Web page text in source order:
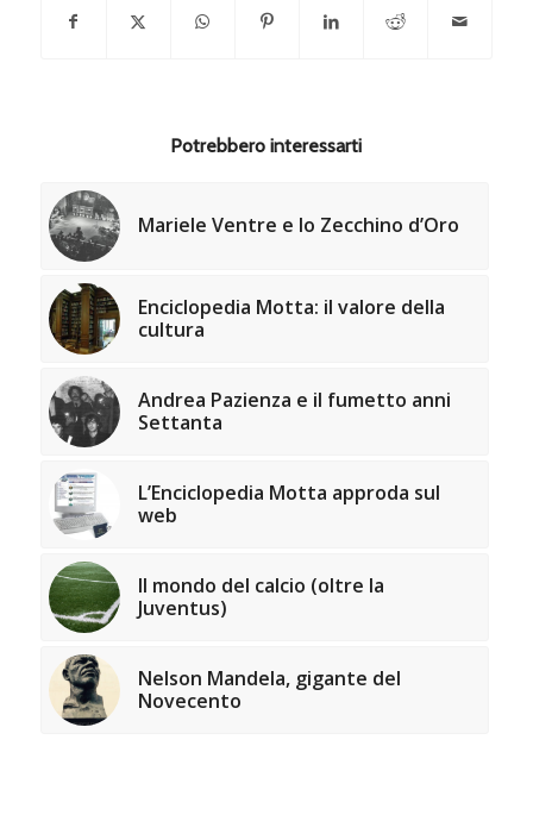
Potrebbero interessarti
Mariele Ventre e lo Zecchino d’Oro
Enciclopedia Motta: il valore della
cultura
Andrea Pazienza e il fumetto anni
Settanta
L’Enciclopedia Motta approda sul
web
Il mondo del calcio (oltre la
Juventus)
Nelson Mandela, gigante del
Novecento